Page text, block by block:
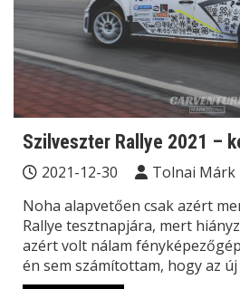
Szilveszter Rallye 2021 –
2021-12-30 Tolnai Márk
Noha alapvetően csak azért
Rallye tesztnapjára, mert
azért volt nálam
én sem számítottam, hogy az